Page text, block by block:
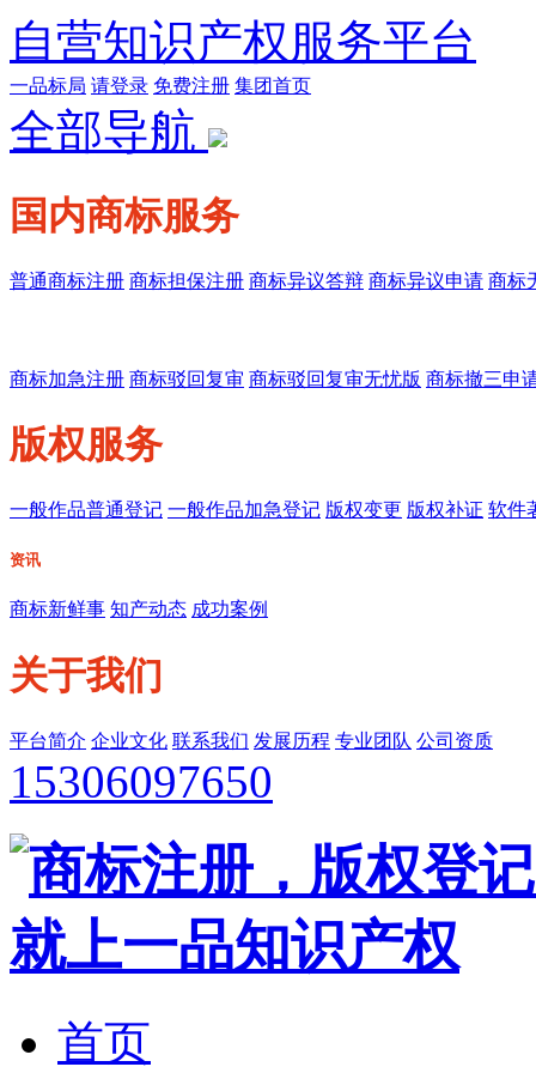
自营知识产权服务平台
一品标局 请登录 免费注册 集团首页
全部导航
国内商标服务
普通商标注册 商标担保注册 商标异议答辩 商标异议申请 商标
商标加急注册 商标驳回复审 商标驳回复审无忧版 商标撤三申
版权服务
一般作品普通登记 一般作品加急登记 版权变更 版权补证 软件
资讯
商标新鲜事 知产动态 成功案例
关于我们
平台简介 企业文化 联系我们 发展历程 专业团队 公司资质
15306097650
首页